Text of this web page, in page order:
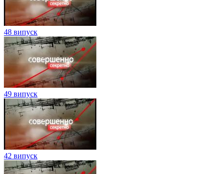
48 випуск
49 випуск
42 випуск